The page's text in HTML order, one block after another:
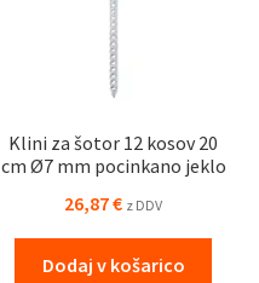
Klini za šotor 12 kosov 20
cm Ø7 mm pocinkano jeklo
26,87€ z DDV
Dodaj v košarico